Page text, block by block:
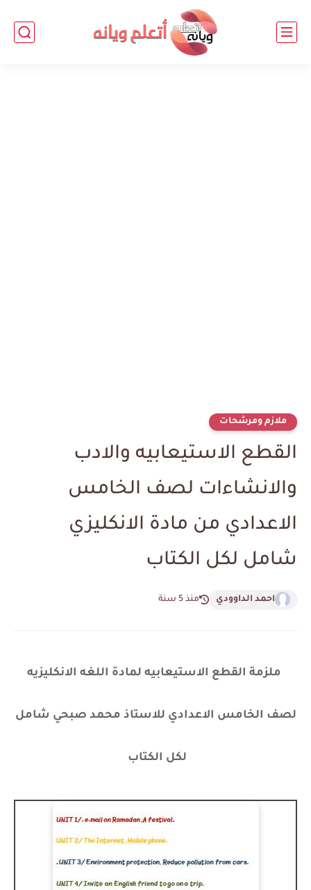
ملازم ومرشحات
القطع الاستيعابيه والادب
والانشاءات لصف الخامس
الاعدادي من مادة الانكليزي
شامل لكل الكتاب
احمد الداوودي منذ 5 سنة
ملزمة القطع الاستيعابيه لمادة اللغه الانكليزيه
لصف الخامس الاعدادي للاستاذ محمد صبحي شامل
لكل الكتاب